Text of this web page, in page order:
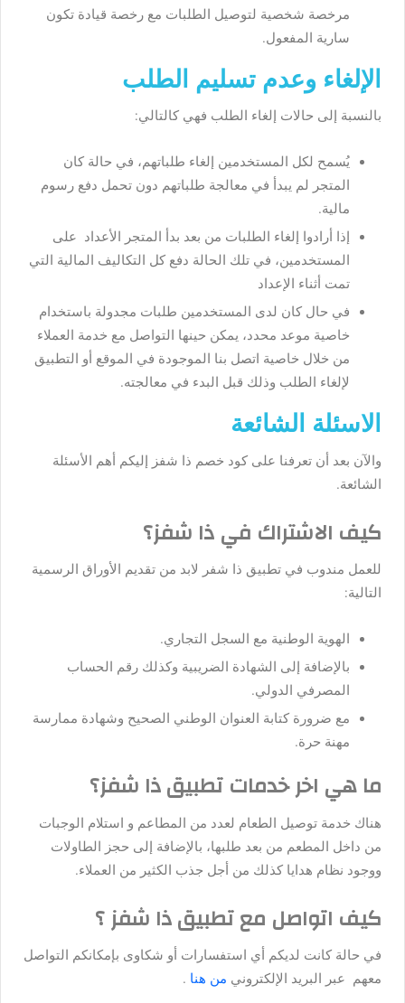
مرخصة شخصية لتوصيل الطلبات مع رخصة قيادة تكون
سارية المفعول.
الإلغاء وعدم تسليم الطلب
بالنسبة إلى حالات إلغاء الطلب فهي كالتالي:
يُسمح لكل المستخدمين إلغاء طلباتهم، في حالة كان
المتجر لم يبدأ في معالجة طلباتهم دون تحمل دفع رسوم
مالية.
إذا أرادوا إلغاء الطلبات من بعد بدأ المتجر الأعداد على
المستخدمين، في تلك الحالة دفع كل التكاليف المالية التي
تمت أثناء الإعداد
في حال كان لدى المستخدمين طلبات مجدولة باستخدام
خاصية موعد محدد، يمكن حينها التواصل مع خدمة العملاء
من خلال خاصية اتصل بنا الموجودة في الموقع أو التطبيق
لإلغاء الطلب وذلك قبل البدء في معالجته.
الاسئلة الشائعة
والآن بعد أن تعرفنا على كود خصم ذا شفز إليكم أهم الأسئلة
الشائعة.
كيف الاشتراك في ذا شفز؟
للعمل مندوب في تطبيق ذا شفر لابد من تقديم الأوراق الرسمية
التالية:
الهوية الوطنية مع السجل التجاري.
بالإضافة إلى الشهادة الضريبية وكذلك رقم الحساب
المصرفي الدولي.
مع ضرورة كتابة العنوان الوطني الصحيح وشهادة ممارسة
مهنة حرة.
ما هي اخر خدمات تطبيق ذا شفز؟
هناك خدمة توصيل الطعام لعدد من المطاعم و استلام الوجبات
من داخل المطعم من بعد طلبها، بالإضافة إلى حجز الطاولات
ووجود نظام هدايا كذلك من أجل جذب الكثير من العملاء.
كيف اتواصل مع تطبيق ذا شفز ؟
في حالة كانت لديكم أي استفسارات أو شكاوى بإمكانكم التواصل
معهم عبر البريد الإلكتروني من هنا .